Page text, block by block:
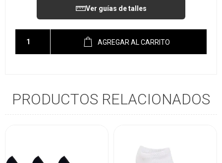
Ver guías de talles
AGREGAR AL CARRITO
PRODUCTOS RELACIONADOS